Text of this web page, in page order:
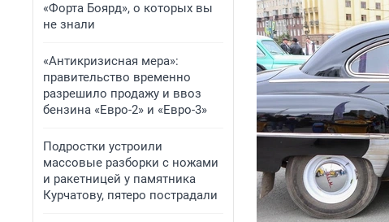
«Форта Боярд», о которых вы
не знали
«Антикризисная мера»:
правительство временно
разрешило продажу и ввоз
бензина «Евро-2» и «Евро-3»
Подростки устроили
массовые разборки с ножами
и ракетницей у памятника
Курчатову, пятеро пострадали